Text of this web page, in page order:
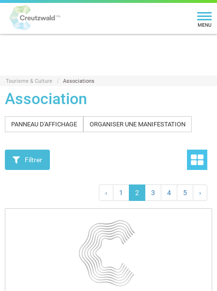
MENU
Tourisme & Culture Associations
Association
PANNEAU D'AFFICHAGE ORGANISER UNE MANIFESTATION
Filtrer
‹ 1 2 3 4 5 ›